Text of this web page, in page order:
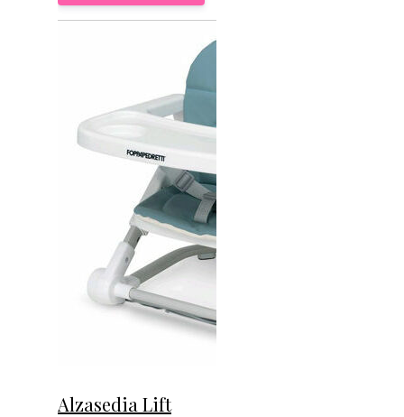
Alzasedia Lift